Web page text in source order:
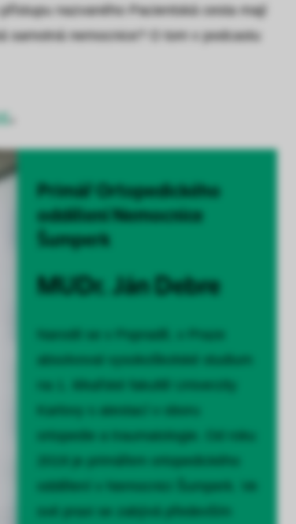
nazvaného Pacientská cesta mají
samotná nemocnice? O tom v podcastu
.
Primář Ortopedického
oddělení Nemocnice
Šumperk
MUDr. Ján Debre
Narodil se v Popradě, v Praze
Karlovy s atestací v oboru
ortopedie a traumatologie. Od roku
2019 je primářem ortopedického
oddělení v Nemocnici Šumperk. Ve
své praxi se zabývá především